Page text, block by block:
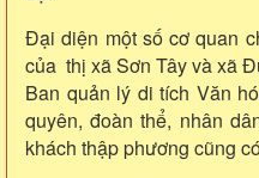
Đại diện một số cơ quan
của thị xã Sơn Tây và xã
Ban quản lý di tích Văn
quyên, đoàn thể, nhân
khách thập phương cũng